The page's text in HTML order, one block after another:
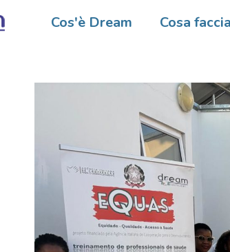
Cos'è Dream Cosa